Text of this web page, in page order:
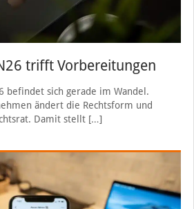
trifft Vorbereitungen
befindet sich gerade im Wandel.
ändert die Rechtsform und
Damit stellt[…]